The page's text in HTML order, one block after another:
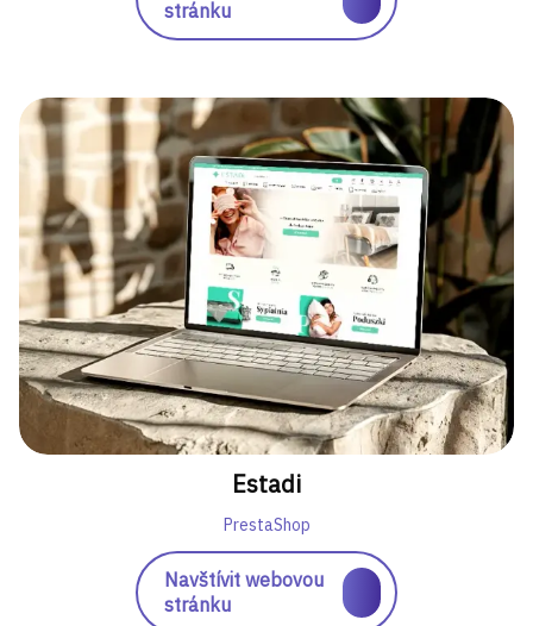
stránku
Estadi
PrestaShop
Navštívit webovou
stránku